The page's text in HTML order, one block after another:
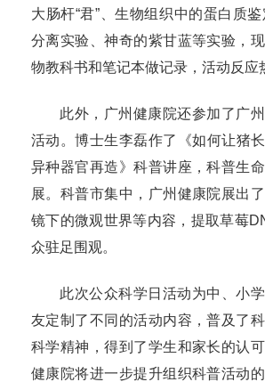
大肠杆“君”、生物组织中的蛋白质
分离实验、神奇的紫甘蓝等实验，
物教科书和笔记本做记录，活动反应
此外，广州健康院还参加了广
活动。博士生李磊作了《如何让猪
异种器官再造》科普讲座，科普生
展。科普市集中，广州健康院展出
镜下的微观世界等内容，提取草莓
众驻足围观。
此次公众科学日活动为中、小
友定制了不同的活动内容，普及了
科学精神，得到了学生和家长的认
健康院将进一步提升组织科普活动